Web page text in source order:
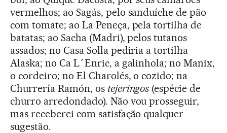
vermelhos; ao Sagás, pelo sanduíche de pão
com tomate; ao La Peneça, pela tortilha de
batatas; ao Sacha (Madri), pelos tutanos
assados; no Casa Solla pediria a tortilha
Alaska; no Ca L´Enric, a galinhola; no Manix,
o cordeiro; no El Charolés, o cozido; na
Churrería Ramón, os tejeringos (espécie de
churro arredondado). Não vou prosseguir,
mas receberei com satisfação qualquer
sugestão.